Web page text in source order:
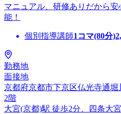
マニュアル、研修ありだから
能！
個別指導講師1コマ(80分)
勤務地
面接地
京都府京都市下京区仏光寺通
2階
大宮(京都)駅 徒歩2分、四条大